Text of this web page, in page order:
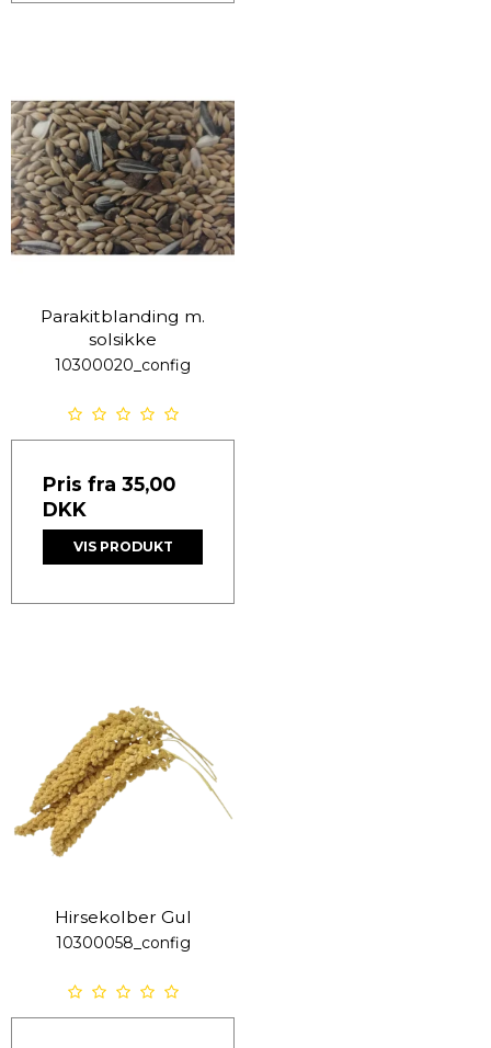
Parakitblanding m.
solsikke
10300020_config
Pris fra 35,00
DKK
VIS PRODUKT
Hirsekolber Gul
10300058_config